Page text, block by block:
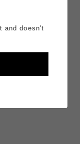
and doesn't